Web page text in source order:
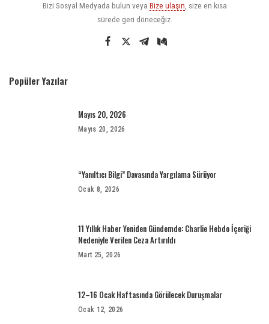
Bizi Sosyal Medyada bulun veya Bize ulaşın , size en kısa
sürede geri döneceğiz.
Popüler Yazılar
Mayıs 20, 2026
Mayıs 20, 2026
“Yanıltıcı Bilgi” Davasında Yargılama Sürüyor
Ocak 8, 2026
11 Yıllık Haber Yeniden Gündemde: Charlie Hebdo İçeriği
Nedeniyle Verilen Ceza Artırıldı
Mart 25, 2026
12–16 Ocak Haftasında Görülecek Duruşmalar
Ocak 12, 2026